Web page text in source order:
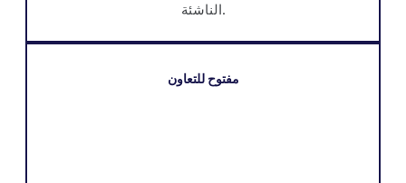
الناشئة.
مفتوح للتعاون